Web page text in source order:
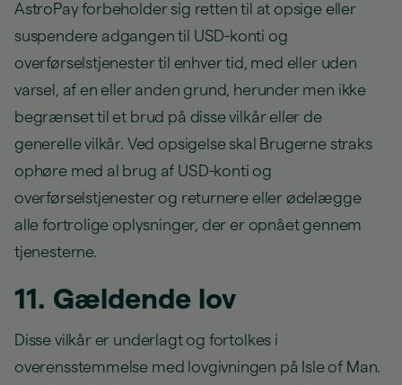
AstroPay forbeholder sig retten til at opsige eller
suspendere adgangen til USD-konti og
overførselstjenester til enhver tid, med eller uden
varsel, af en eller anden grund, herunder men ikke
begrænset til et brud på disse vilkår eller de
generelle vilkår. Ved opsigelse skal Brugerne straks
ophøre med al brug af USD-konti og
overførselstjenester og returnere eller ødelægge
alle fortrolige oplysninger, der er opnået gennem
tjenesterne.
11. Gældende lov
Disse vilkår er underlagt og fortolkes i
overensstemmelse med lovgivningen på Isle of Man.